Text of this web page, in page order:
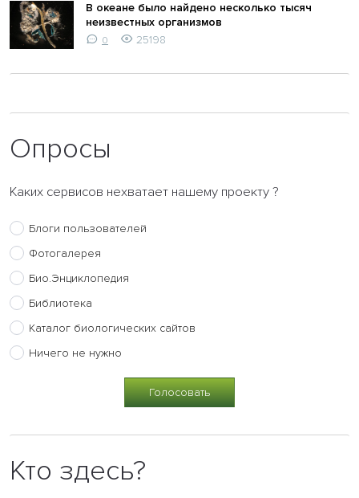
В океане было найдено несколько тысяч
неизвестных организмов
0 25198
Опросы
Каких сервисов нехватает нашему проекту ?
Блоги пользователей
Фотогалерея
Био.Энциклопедия
Библиотека
Каталог биологических сайтов
Ничего не нужно
Кто здесь?